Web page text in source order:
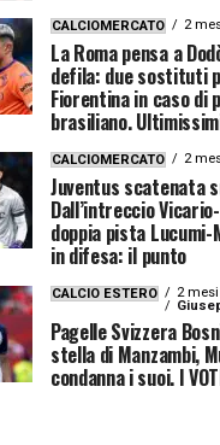
CALCIOMERCATO 2
La Roma pensa a
defila: due sostituti
Fiorentina in caso di
brasiliano.
CALCIOMERCATO 2
Juventus scatenata
Dall’intreccio
doppia pista Lucumi-
in difesa: il punto
CALCIO ESTERO
2
Pagelle Svizzera
stella di Manzambi,
condanna i suoi. I